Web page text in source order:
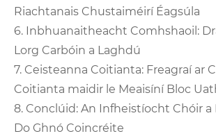
Riachtanais Chustaiméirí Éagsúla
6. Inbhuanaitheacht Comhshaoil:
Lorg Carbóin a Laghdú
7. Ceisteanna Coitianta: Freagraí ar
Coitianta maidir le Meaisíní Bloc
8. Conclúid: An Infheistíocht Chóir
Do Ghnó Coincréite